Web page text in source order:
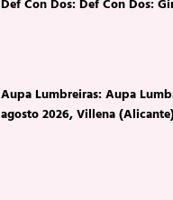
Def Con Dos: Def Con Dos:
Aupa Lumbreiras: Aupa
agosto 2026, Villena